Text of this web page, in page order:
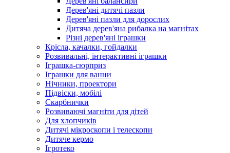
Дерев'яні дитячі пазли
Дерев'яні пазли для дорослих
Дитяча дерев'яна рибалка на магнітах
Різні дерев'яні іграшки
Крісла, качалки, гойдалки
Розвивальні, інтерактивні іграшки
Іграшка-сюрприз
Іграшки для ванни
Нічники, проектори
Підвіски, мобілі
Скарбнички
Розвиваючі магніти для дітей
Для хлопчиків
Дитячі мікроскопи і телескопи
Дитяче кермо
Ігротеко